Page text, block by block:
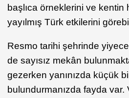
başlıca örneklerini ve kentin
yayılmış Türk etkilerini
Resmo tarihi şehrinde
de sayısız mekân
gezerken yanınızda küçük
bulundurmanızda fayda var.